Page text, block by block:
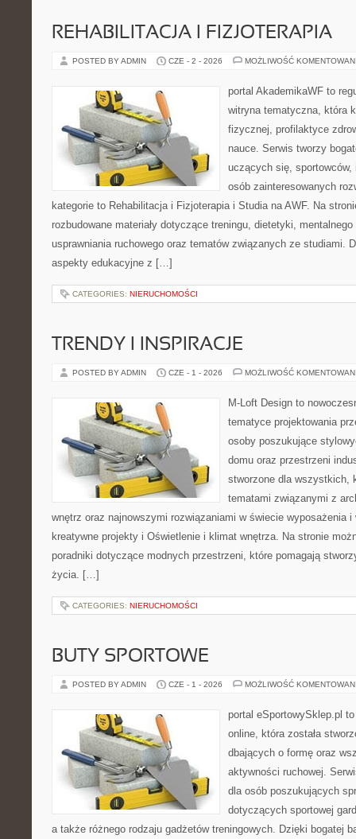
REHABILITACJA I FIZJOTERAPIA
POSTED BY ADMIN CZE - 2 - 2026 MOŻLIWOŚĆ
portal AkademikaWF to
witryna tematyczna, która
fizycznej, profilaktyce
nauce. Serwis tworzy
uczących się,
osób zainteresowanych
kategorie to Rehabilitacja i Fizjoterapia i Studia na AWF. Na
rozbudowane materiały dotyczące treningu, dietetyki,
usprawniania ruchowego oraz tematów związanych ze studiami.
aspekty edukacyjne z […]
CATEGORIES: NIERUCHOMOŚCI
TRENDY I INSPIRACJE
POSTED BY ADMIN CZE - 1 - 2026 MOŻLIWOŚĆ
M-Loft Design to
tematyce projektowania
osoby poszukujące
domu oraz przestrzeni
stworzone dla wszystkich,
tematami związanymi z
wnętrz oraz najnowszymi rozwiązaniami w świecie wyposażenia
kreatywne projekty i Oświetlenie i klimat wnętrza. Na stronie
poradniki dotyczące modnych przestrzeni, które pomagają
życia. […]
CATEGORIES: NIERUCHOMOŚCI
BUTY SPORTOWE
POSTED BY ADMIN CZE - 1 - 2026 MOŻLIWOŚĆ
portal eSportowySklep.pl
online, która została
dbających o formę oraz
aktywności ruchowej.
dla osób poszukujących
dotyczących sportowej
a także różnego rodzaju gadżetów treningowych. Dzięki bogatej